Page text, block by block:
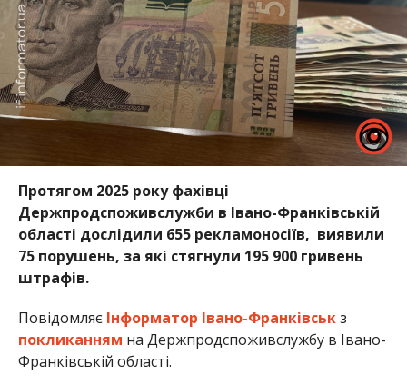
Протягом 2025 року фахівці
Держпродспоживслужби в Івано-Франківській
області дослідили 655 рекламоносіїв, виявили
75 порушень, за які стягнули 195 900 гривень
штрафів.
Повідомляє Інформатор Івано-Франківськз
покликанням на Держпродспоживслужбу в Івано-
Франківській області.